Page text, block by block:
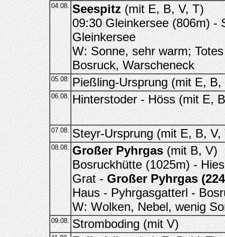
04.08. Seespitz(mit E, B, V, T)
09:30 Gleinkersee (806m) -
Gleinkersee
W: Sonne, sehr warm;
Bosruck, Warscheneck
05.08. Pießling-Ursprung (mit E, B,
06.08. Hinterstoder - Höss (mit E,
07.08. Steyr-Ursprung (mit E, B, V,
08.08. Großer Pyhrgas(mit B, V)
Bosruckhütte (1025m) -
Grat -Großer Pyhrgas
Haus - Pyhrgasgatterl -
W: Wolken, Nebel, wenig
09.08. Stromboding (mit V)